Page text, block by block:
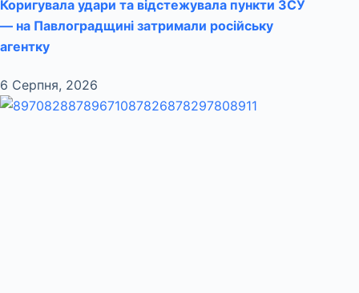
Коригувала удари та відстежувала пункти ЗСУ
— на Павлоградщині затримали російську
агентку
6 Серпня, 2026